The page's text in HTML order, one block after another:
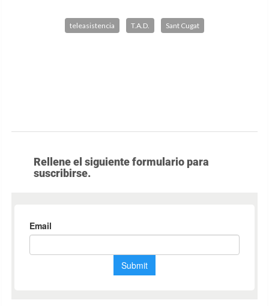
teleasistencia T.A.D. Sant Cugat
Rellene el siguiente formulario para
suscribirse.